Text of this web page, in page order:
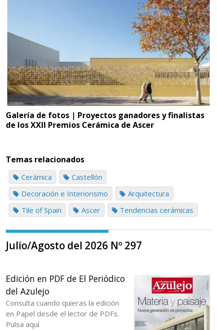
Galería de fotos | Proyectos ganadores y finalistas
de los XXII Premios Cerámica de Ascer
Temas relacionados
Cerámica
Castellón
Decoración e Interiorismo
Arquitectura
Tile of Spain
Ascer Tendencias cerámicas
Julio/Agosto del 2026 Nº 297
Edición en PDF de El Periódico
del Azulejo
Consulta cuando quieras la edición
en Papel desde el lector de PDFs.
Pulsa aquí